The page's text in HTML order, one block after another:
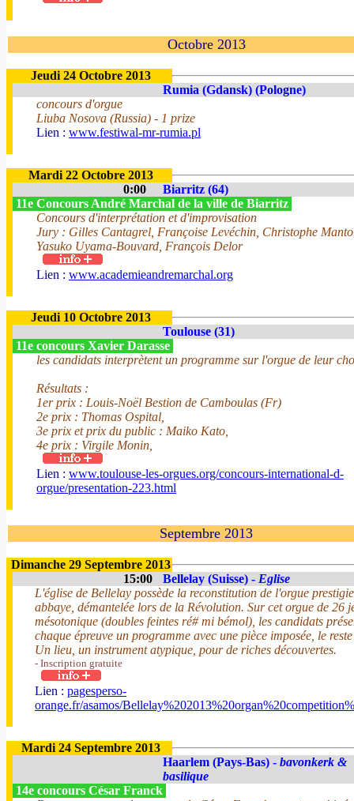
Octobre 2013
Jeudi 24 Octobre 2013
Rumia (Gdansk) (Pologne)
concours d'orgue
Liuba Nosova (Russia) - 1 prize
Lien : www.festiwal-mr-rumia.pl
Mardi 22 Octobre 2013
0:00
Biarritz (64)
11e Concours André Marchal de la ville de Biarritz
Concours d'interprétation et d'improvisation
Jury : Gilles Cantagrel, Françoise Levéchin, Christophe
Yasuko Uyama-Bouvard, François Delor
Lien : www.academieandremarchal.org
Jeudi 10 Octobre 2013
Toulouse (31)
11e concours Xavier Darasse
les candidats interprètent un programme sur l'orgue de leur
Résultats :
1er prix : Louis-Noël Bestion de Camboulas (Fr)
2e prix : Thomas Ospital,
3e prix et prix du public : Maiko Kato,
4e prix : Virgile Monin,
Lien : www.toulouse-les-orgues.org/concours-international-d-
orgue/presentation-223.html
Septembre 2013
Dimanche 29 Septembre 2013
15:00
Bellelay (Suisse) - Eglise
L'église de Bellelay possède la reconstitution de l'orgue
abbaye, démantelée lors de la Révolution. Sur cet orgue de 26
mésotonique (doubles feintes ré# mi bémol), les candidats
chaque épreuve un programme avec une pièce imposée, le
Un lieu, un instrument atypique, pour de riches découvertes.
- Inscription gratuite
Lien : pagesperso-
orange.fr/asamos/
Mardi 24 Septembre 2013
Haarlem (Pays-Bas) - bavonkerk &
basilique
14e concours César Franck